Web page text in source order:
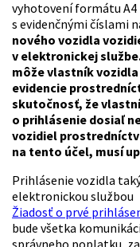
vyhotovení formátu
s evidenčnými číslami
nového vozidla
v elektronickej
môže vlastník
evidencie
skutočnosť, že
o prihlásenie dosiaľ
vozidiel
na tento účel, musí
Prihlásenie vozidla
elektronickou službou
Žiadosť o prvé
bude všetka